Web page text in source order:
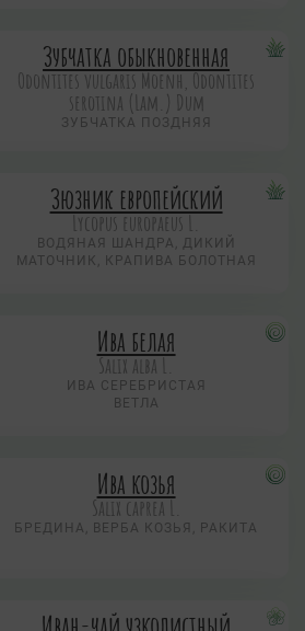
Зубчатка обыкновенная
Odontites vulgaris Moenh, Odontites
serotina (Lam.) Dum
ЗУБЧАТКА ПОЗДНЯЯ
Зюзник европейский
Lycopus europaeus L.
ВОДЯНАЯ ШАНДРА, ДИКИЙ
МАТОЧНИК, КРАПИВА БОЛОТНАЯ
Ива белая
Salix alba L.
ИВА СЕРЕБРИСТАЯ
ВЕТЛА
Ива козья
Salix caprea L.
БРЕДИНА, ВЕРБА КОЗЬЯ, РАКИТА